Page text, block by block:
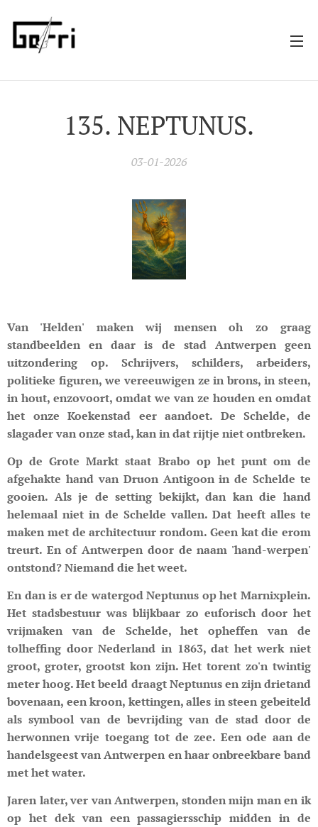
135. NEPTUNUS.
03-01-2026
Van 'Helden' maken wij mensen oh zo graag
standbeelden en daar is de stad Antwerpen geen
uitzondering op. Schrijvers, schilders, arbeiders,
politieke figuren, we vereeuwigen ze in brons, in steen,
in hout, enzovoort, omdat we van ze houden en omdat
het onze Koekenstad eer aandoet. De Schelde, de
slagader van onze stad, kan in dat rijtje niet ontbreken.
Op de Grote Markt staat Brabo op het punt om de
afgehakte hand van Druon Antigoon in de Schelde te
gooien. Als je de setting bekijkt, dan kan die hand
helemaal niet in de Schelde vallen. Dat heeft alles te
maken met de architectuur rondom. Geen kat die erom
treurt. En of Antwerpen door de naam 'hand-werpen'
ontstond? Niemand die het weet.
En dan is er de watergod Neptunus op het Marnixplein.
Het stadsbestuur was blijkbaar zo euforisch door het
vrijmaken van de Schelde, het opheffen van de
tolheffing door Nederland in 1863, dat het werk niet
groot, groter, grootst kon zijn. Het torent zo'n twintig
meter hoog. Het beeld draagt Neptunus en zijn drietand
bovenaan, een kroon, kettingen, alles in steen gebeiteld
als symbool van de bevrijding van de stad door de
herwonnen vrije toegang tot de zee. Een ode aan de
handelsgeest van Antwerpen en haar onbreekbare band
met het water.
Jaren later, ver van Antwerpen, stonden mijn man en ik
op het dek van een passagiersschip midden in de